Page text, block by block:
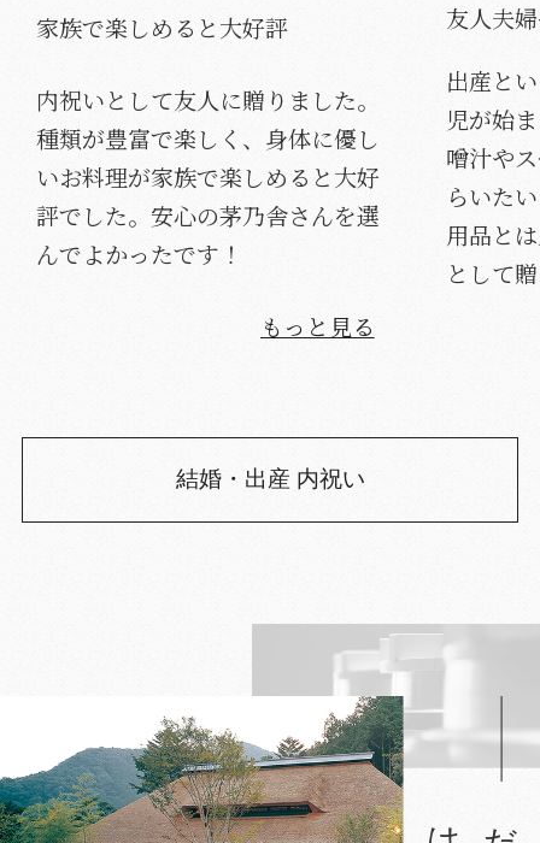
家族で楽しめると大好評
内祝いとして友人に贈りました。
種類が豊富で楽しく、身体に優し
いお料理が家族で楽しめると大好
評でした。安心の茅乃舎さんを選
んでよかったです！
もっと見る
友人夫
出産と
児が始
噌汁や
らいた
用品と
として
結婚・出産 内祝い